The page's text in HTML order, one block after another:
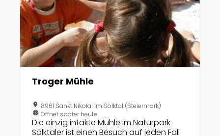
Troger Mühle
location_on 8961 Sankt Nikolai im Sölktal (Steiermark)
nest_clock_farsight_analog Öffnet später heute
Die einzig intakte Mühle im Naturpark
Sölktaler ist einen Besuch auf jeden Fall